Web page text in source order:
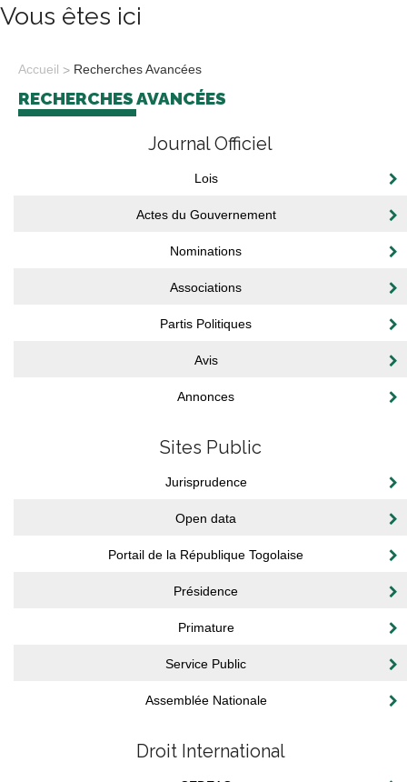
Vous êtes ici
Accueil Recherches Avancées
RECHERCHES AVANCÉES
Journal Officiel
Lois
Actes du Gouvernement
Nominations
Associations
Partis Politiques
Avis
Annonces
Sites Public
Jurisprudence
Open data
Portail de la République Togolaise
Présidence
Primature
Service Public
Assemblée Nationale
Droit International